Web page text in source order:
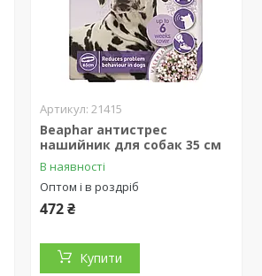
21415
Beaphar антистрес
нашийник для собак 35 см
В наявності
Оптом і в роздріб
472 ₴
Купити